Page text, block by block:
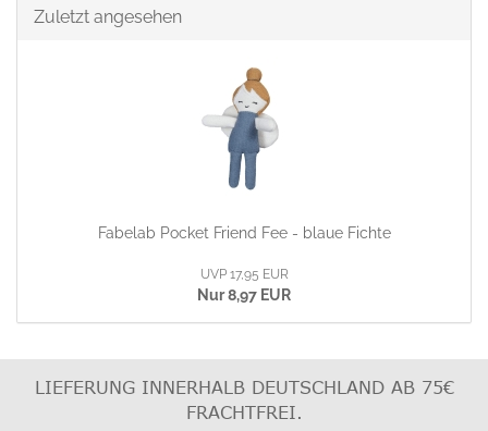
Zuletzt angesehen
Fabelab Pocket Friend Fee - blaue Fichte
UVP 17,95 EUR
Nur 8,97 EUR
LIEFERUNG INNERHALB DEUTSCHLAND AB 75€
FRACHTFREI.